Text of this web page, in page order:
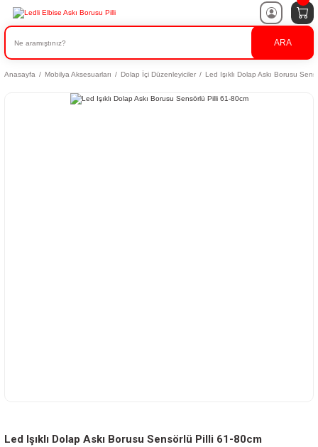
ARA
Anasayfa Mobilya Aksesuarları Dolap İçi Düzenleyiciler Led Işıklı Dolap Askı Borusu
Led Işıklı Dolap Askı Borusu Sensörlü Pilli 61-80cm